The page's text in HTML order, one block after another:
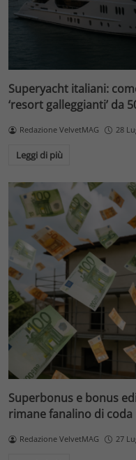
Superyacht italiani:
‘resort galleggianti’ da
Redazione VelvetMAG 28
Leggi di più
Superbonus e bonus
rimane fanalino di coda
Redazione VelvetMAG 27